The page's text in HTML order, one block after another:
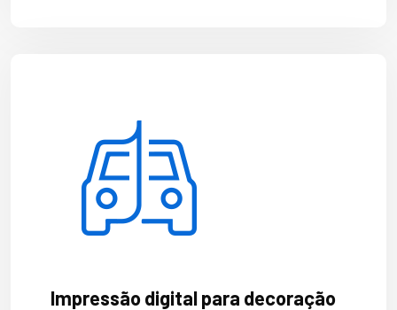
Impressão digital para decoração